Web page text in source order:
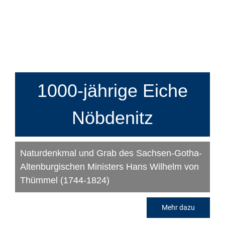
1000-jährige Eiche
Nöbdenitz
Naturdenkmal und Grab des Sachsen-Gotha-
Altenburgischen Ministers Hans Wilhelm von
Thümmel (1744-1824)
Mehr dazu